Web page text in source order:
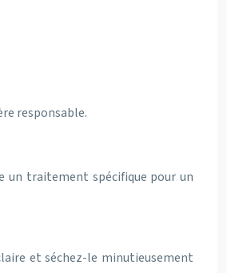
responsable.
un traitement spécifique pour un
et séchez-le minutieusement